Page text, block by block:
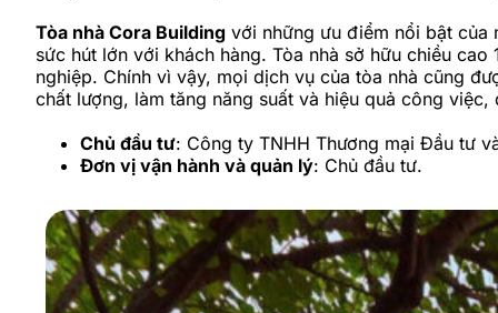
Tòa nhà Cora Building với những ưu điểm nổi bật của
sức hút lớn với khách hàng. Tòa nhà sở hữu chiều
nghiệp. Chính vì vậy, mọi dịch vụ của tòa nhà cũng
chất lượng, làm tăng năng suất và hiệu quả công
Chủ đầu tư: Công ty TNHH Thương mại Đầu tư
Đơn vị vận hành và quản lý: Chủ đầu tư.